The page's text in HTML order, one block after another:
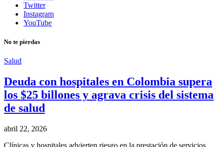
Twitter
Instagram
YouTube
No te pierdas
Salud
Deuda con hospitales en Colombia supera
los $25 billones y agrava crisis del sistema
de salud
abril 22, 2026